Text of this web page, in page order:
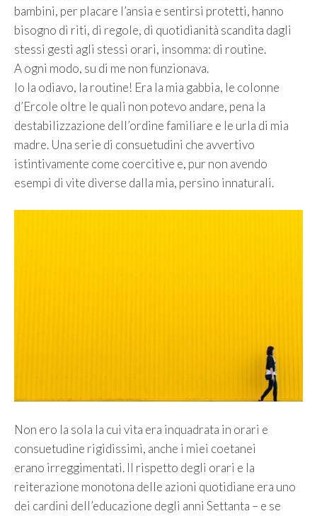
bambini, per placare l’ansia e sentirsi protetti, hanno
bisogno di riti, di regole, di quotidianità scandita dagli
stessi gesti agli stessi orari, insomma: di routine.
A ogni modo, su di me non funzionava.
Io la odiavo, la routine! Era la mia gabbia, le colonne
d’Ercole oltre le quali non potevo andare, pena la
destabilizzazione dell’ordine familiare e le urla di mia
madre. Una serie di consuetudini che avvertivo
istintivamente come coercitive e, pur non avendo
esempi di vite diverse dalla mia, persino innaturali.
Non ero la sola la cui vita era inquadrata in orari e
consuetudine rigidissimi, anche i miei coetanei
erano irreggimentati. Il rispetto degli orari e la
reiterazione monotona delle azioni quotidiane era uno
dei cardini dell’educazione degli anni Settanta – e se